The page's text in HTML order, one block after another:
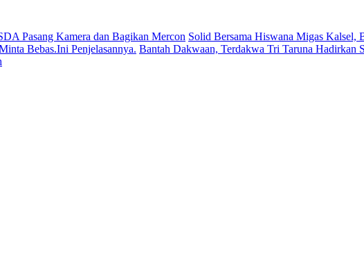
Pasang Kamera dan Bagikan Mercon Solid Bersama Hiswana Migas Kalsel,
Bebas.Ini Penjelasannya. Bantah Dakwaan, Terdakwa Tri Taruna Hadirkan